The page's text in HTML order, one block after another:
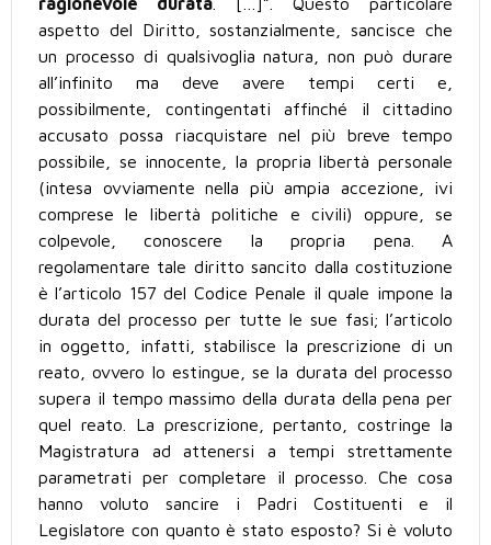
aspetto del Diritto, sostanzialmente, sancisce che
un processo di qualsivoglia natura, non può durare
all’infinito ma deve avere tempi certi e,
possibilmente, contingentati affinché il cittadino
accusato possa riacquistare nel più breve tempo
possibile, se innocente, la propria libertà personale
(intesa ovviamente nella più ampia accezione, ivi
comprese le libertà politiche e civili) oppure, se
colpevole, conoscere la propria pena. A
regolamentare tale diritto sancito dalla costituzione
è l’articolo 157 del Codice Penale il quale impone la
durata del processo per tutte le sue fasi; l’articolo
in oggetto, infatti, stabilisce la prescrizione di un
reato, ovvero lo estingue, se la durata del processo
supera il tempo massimo della durata della pena per
quel reato. La prescrizione, pertanto, costringe la
Magistratura ad attenersi a tempi strettamente
parametrati per completare il processo. Che cosa
hanno voluto sancire i Padri Costituenti e il
Legislatore con quanto è stato esposto? Si è voluto